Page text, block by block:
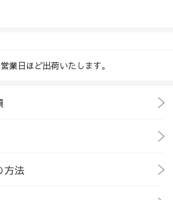
業日ほど出荷いたします。
方法